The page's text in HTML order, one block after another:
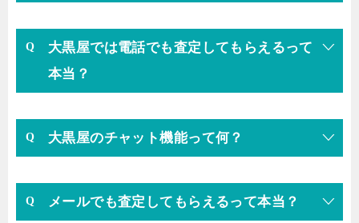
大黒屋では電話でも査定してもらえるって
本当？
大黒屋のチャット機能って何？
メールでも査定してもらえるって本当？